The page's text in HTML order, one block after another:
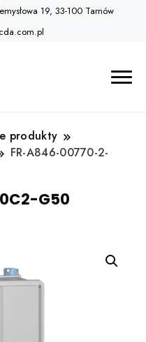
19, 33-100 Tarnów
produkty
FR-A846-00770-2-
G50